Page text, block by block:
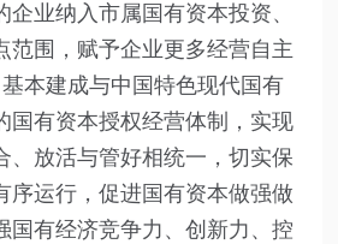
企业纳入市属国有资本投资、
范围，赋予企业更多经营自主
本建成与中国特色现代国有
国有资本授权经营体制，实现
、放活与管好相统一，切实保
序运行，促进国有资本做强做
国有经济竞争力、创新力、控